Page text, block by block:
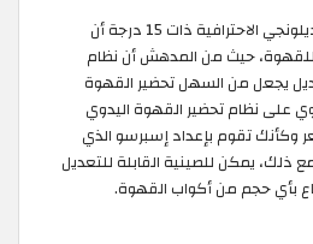
يمكن لآلة الضغط ديلونجي الاحترافية ذات 15 درجة أن
حيث من المدهش أن نظام
يجعل من السهل تحضير القهوة
على نظام تحضير القهوة اليدوي
تقوم بإعداد إسبرسو الذي
ذلك، يمكن للصينية القابلة للتعديل
بأي حجم من أكواب القهوة.